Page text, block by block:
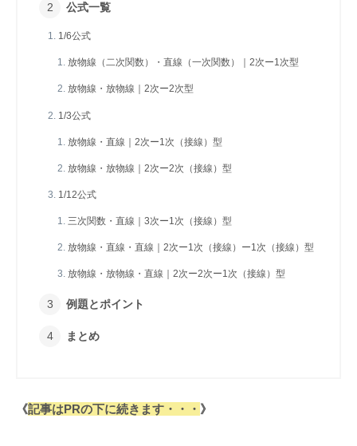
公式一覧
1/6公式
放物線（二次関数）・直線（一次関数）｜2次ー1次型
放物線・放物線｜2次ー2次型
1/3公式
放物線・直線｜2次ー1次（接線）型
放物線・放物線｜2次ー2次（接線）型
1/12公式
三次関数・直線｜3次ー1次（接線）型
放物線・直線・直線｜2次ー1次（接線）ー1次（接線）型
放物線・放物線・直線｜2次ー2次ー1次（接線）型
例題とポイント
まとめ
《記事はPRの下に続きます・・・ 》